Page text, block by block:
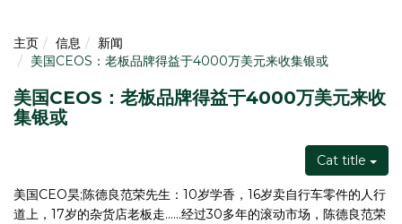
主页 信息
新闻
美国CEOS：老板品牌得益于4000万美元来收集银或
美国CEOS：老板品牌得益于4000万美元来收
集银或
Cat title
美国CEO昊;陈德良范荣先生：10岁学香，16岁卖自行车零件的人行
道上，17岁的杂货店老板走......经过30多年的滚动市场，陈德良范荣